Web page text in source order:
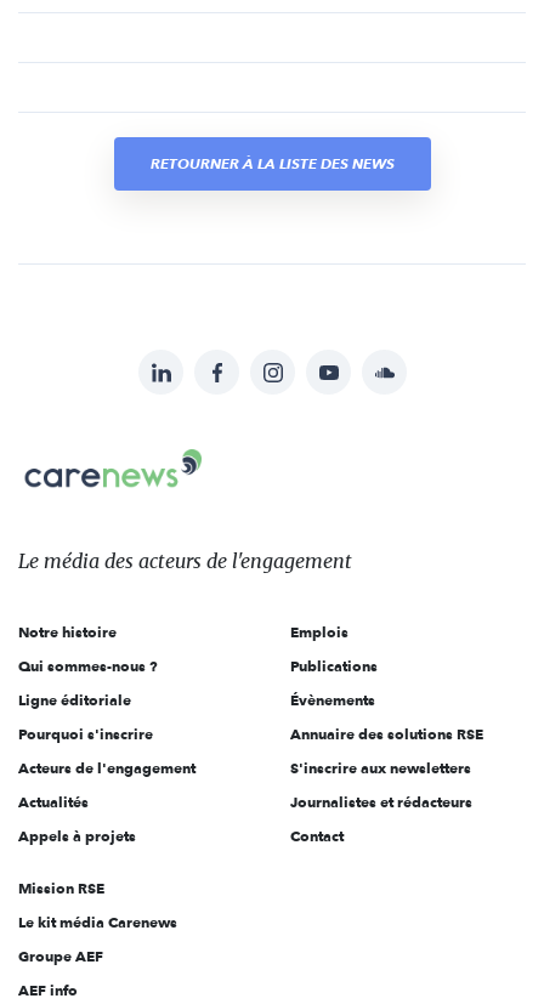
RETOURNER À LA LISTE DES NEWS
sur:
LinkedInFacebookInstagramYouTubeSoundcloud
Le
des
l'engagement
Le média des acteurs de l'engagement
Notre histoire
Qui sommes-nous ?
Ligne éditoriale
Pourquoi s'inscrire
Acteurs de l'engagement
Actualités
Appels à projets
Emplois
Publications
Évènements
Annuaire des solutions RSE
S'inscrire aux newsletters
Journalistes et rédacteurs
Contact
Mission RSE
Le kit média Carenews
Groupe AEF
AEF info